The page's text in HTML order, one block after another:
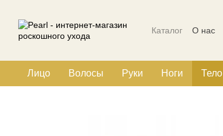
Каталог О нас
Лицо Волосы Руки Ноги Тело